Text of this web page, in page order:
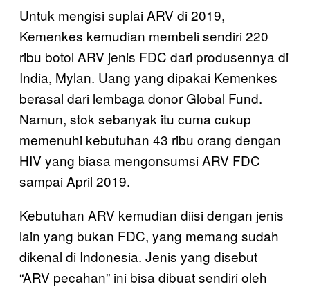
Untuk mengisi suplai ARV di 2019,
Kemenkes kemudian membeli sendiri 220
ribu botol ARV jenis FDC dari produsennya di
India, Mylan. Uang yang dipakai Kemenkes
berasal dari lembaga donor Global Fund.
Namun, stok sebanyak itu cuma cukup
memenuhi kebutuhan 43 ribu orang dengan
HIV yang biasa mengonsumsi ARV FDC
sampai April 2019.
Kebutuhan ARV kemudian diisi dengan jenis
lain yang bukan FDC, yang memang sudah
dikenal di Indonesia. Jenis yang disebut
“ARV pecahan” ini bisa dibuat sendiri oleh